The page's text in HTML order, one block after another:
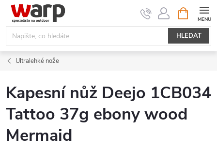
Přejít
obsah
HLEDAT
NÁKUPNÍ
KOŠÍK
Ultralehké nože
Kapesní nůž Deejo 1CB034
Tattoo 37g ebony wood
Mermaid